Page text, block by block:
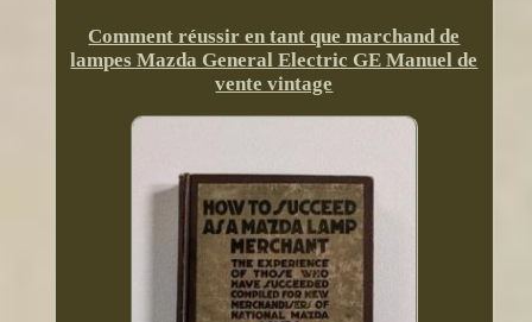
Comment réussir en tant que marchand de
lampes Mazda General Electric GE Manuel de
vente vintage